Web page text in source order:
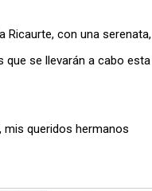
Ricaurte, con una serenata,
que se llevarán a cabo esta
mis queridos hermanos